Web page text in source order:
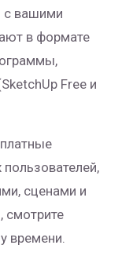
с вашими
в формате
Free и
сценами и
смотрите
времени.